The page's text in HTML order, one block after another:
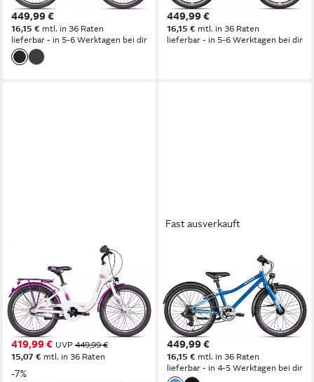
449,99 €
16,15 € mtl. in 36 Raten
lieferbar - in 5-6 Werktagen bei dir
449,99 €
16,15 € mtl. in 36 Raten
lieferbar - in 5-6 Werktagen bei dir
Kinderfahrrad GLÜCK 3 20
Nexus
29 cm Rahmenhöhe
3 Gänge
80 kg Zul. Gesamtgewicht
419,99 € UVP 449,99 €
15,07 € mtl. in 36 Raten
-7%
Fast ausverkauft
Kinderfahrrad Axess LUU. 20
EQ
25 cm Rahmenhöhe
7 Gänge
80 kg Zul. Gesamtgewicht
449,99 €
16,15 € mtl. in 36 Raten
lieferbar - in 4-5 Werktagen bei dir